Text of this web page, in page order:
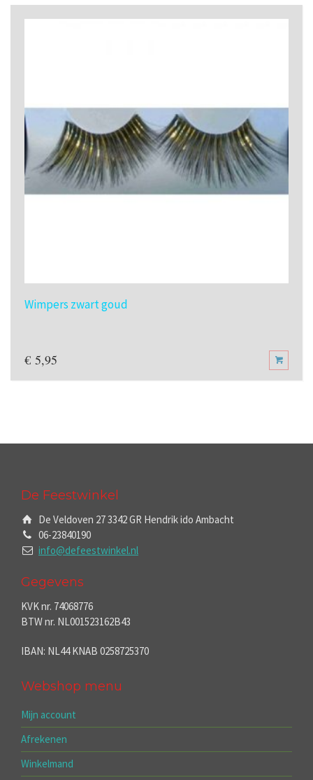
Wimpers zwart goud
€ 5,95
De Feestwinkel
De Veldoven 27 3342 GR Hendrik ido Ambacht
06-23840190
info@defeestwinkel.nl
Gegevens
KVK nr. 74068776
BTW nr. NL001523162B43
IBAN: NL44 KNAB 0258725370
Webshop menu
Mijn account
Afrekenen
Winkelmand